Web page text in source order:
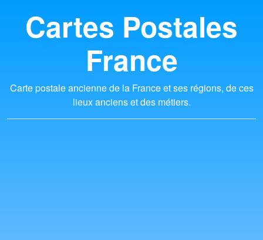
Cartes Postales
France
Carte postale ancienne de la France et ses régions, de ces
lieux anciens et des métiers.